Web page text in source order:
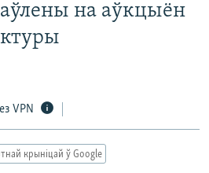
на аўкцыён
VPN
крыніцай ў Google